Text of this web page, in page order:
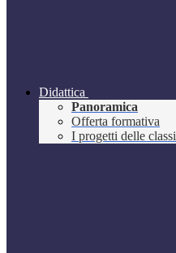
Didattica
Panoramica
Offerta formativa
I progetti delle classi